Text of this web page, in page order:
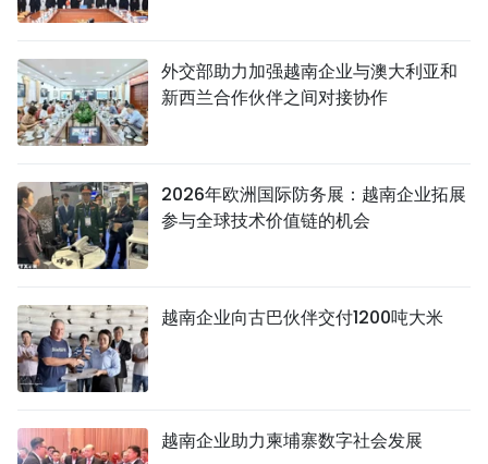
图表新闻
РУССКИЙ
外交部助力加强越南企业与澳大利亚和
新西兰合作伙伴之间对接协作
2026年欧洲国际防务展：越南企业拓展
参与全球技术价值链的机会
越南企业向古巴伙伴交付1200吨大米
越南企业助力柬埔寨数字社会发展